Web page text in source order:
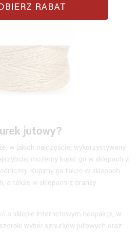
jutowy?
w jakich najczęściej wykorzystywany
możemy kupić go w sklepach z
Kupimy go także w sklepach
a także w sklepach z branży
o sklepie internetowym neopak.pl, w
wybór sznurków jutowych oraz
RABAT